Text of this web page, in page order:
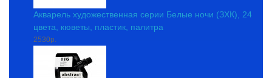
Акварель художественная серии Белые ночи (ЗХК), 24
цвета, кюветы, пластик, палитра
2530р.